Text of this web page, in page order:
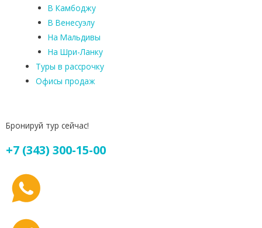
В Камбоджу
В Венесуэлу
На Мальдивы
На Шри-Ланку
Туры в рассрочку
Офисы продаж
Бронируй тур сейчас!
+7 (343) 300-15-00